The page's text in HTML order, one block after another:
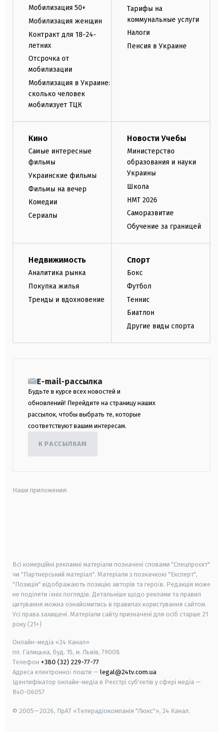
Мобилизация 50+
Мобилизация женщин
Контракт для 18-24-
летних
Отсрочка от
мобилизации
Мобилизация в Украине:
сколько человек
мобилизует ТЦК
Тарифы на
коммунальные услуги
Налоги
Пенсия в Украине
Кино
Самые интересные
фильмы
Украинские фильмы
Фильмы на вечер
Комедии
Сериалы
Новости Учебы
Министерство
образования и науки
Украины
Школа
НМТ 2026
Саморазвитие
Обучение за границей
Недвижимость
Аналитика рынка
Покупка жилья
Тренды и вдохновение
Спорт
Бокс
Футбол
Теннис
Биатлон
Другие виды спорта
E-mail-рассылка
Будьте в курсе всех новостей и
обновлений! Перейдите на страницу наших
рассылок, чтобы выбрать те, которые
соответствуют вашим интересам.
К РАССЫЛКАМ
Наши приложения:
Всі комерційні рекламні матеріали позначені словами "Спецпроєкт"
чи "Партнерський матеріал". Матеріали з позначкою "Експерт",
"Позиція" відображають позицію авторів та героїв. Редакція може
не поділяти їхніх поглядів. Детальніше щодо реклами та правил
цитування можна ознайомитись в правилах користування сайтом.
Усі права захищені. Матеріали сайту призначені для осіб старше 21
року (21+)
Онлайн-медіа «24 Канал»
пл. Галицька, буд. 15, м. Львів, 79008
Телефон +380 (32) 229-77-77
Адреса електронної пошти — legal@24tv.com.ua
Ідентифікатор онлайн-медіа в Реєстрі суб'єктів у сфері медіа —
R40-06057
© 2005—2026, ПрАТ «Телерадіокомпанія "Люкс"», 24 Канал.